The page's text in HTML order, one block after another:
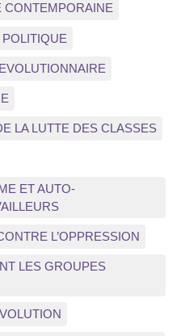
CONTEMPORAINE
LA LUTTE DES CLASSES
ET AUTO-
L’OPPRESSION
LES GROUPES